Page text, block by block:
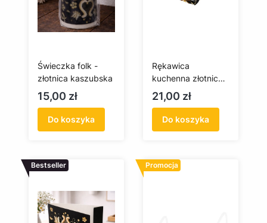
Świeczka folk -
złotnica kaszubska
Cena
15,00 zł
Do koszyka
Rękawica
kuchenna złotnica
kaszubska
Cena
21,00 zł
Do koszyka
Bestseller Promocja